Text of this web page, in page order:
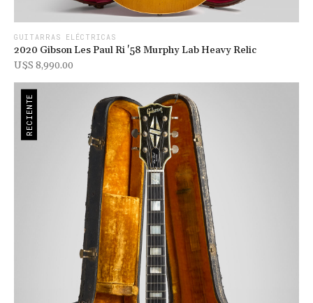
GUITARRAS ELÉCTRICAS
2020 Gibson Les Paul Ri '58 Murphy Lab Heavy Relic
U$s 8,990.00
RECIENTE